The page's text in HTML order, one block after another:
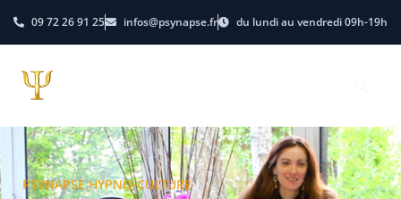
09 72 26 91 25 infos@psynapse.fr du lundi au vendredi 09h-19h
PSYNAPSE HYPNO-CULTURE